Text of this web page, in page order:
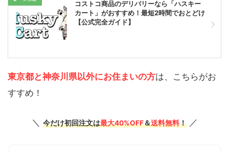
コストコ商品のデリバリーなら「ハスキー
カート」がおすすめ！最短2時間でおとどけ
【公式完全ガイド】
東京都と神奈川県以外にお住まいの方は、こちらがお
すすめ！
＼ 今だけ初回注文は最大40%OFF＆送料無料！／